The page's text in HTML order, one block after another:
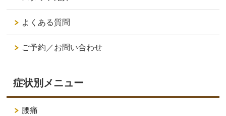
よくある質問
ご予約／お問い合わせ
症状別メニュー
腰痛